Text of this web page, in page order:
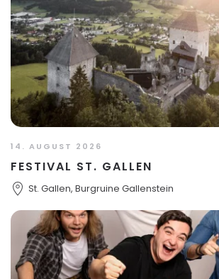
14. AUGUST 2026
FESTIVAL ST. GALLEN
St. Gallen, Burgruine Gallenstein